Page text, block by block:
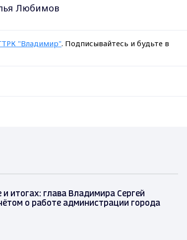
Любимов
"Владимир". Подписывайтесь и будьте в
итогах: глава Владимира Сергей
о работе администрации города